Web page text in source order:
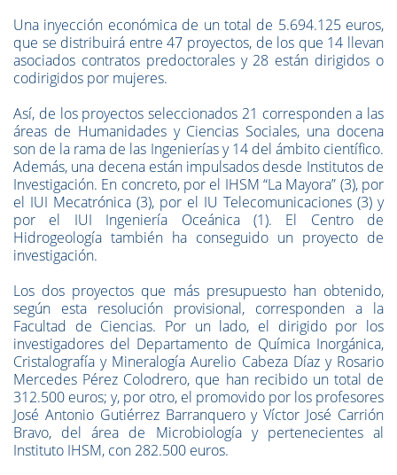
Una inyección económica de un total de 5.694.125 euros,
que se distribuirá entre 47 proyectos, de los que 14 llevan
asociados contratos predoctorales y 28 están dirigidos o
codirigidos por mujeres.
Así, de los proyectos seleccionados 21 corresponden a las
áreas de Humanidades y Ciencias Sociales, una docena
son de la rama de las Ingenierías y 14 del ámbito científico.
Además, una decena están impulsados desde Institutos de
Investigación. En concreto, por el IHSM “La Mayora” (3), por
el IUI Mecatrónica (3), por el IU Telecomunicaciones (3) y
por el IUI Ingeniería Oceánica (1). El Centro de
Hidrogeología también ha conseguido un proyecto de
investigación.
Los dos proyectos que más presupuesto han obtenido,
según esta resolución provisional, corresponden a la
Facultad de Ciencias. Por un lado, el dirigido por los
investigadores del Departamento de Química Inorgánica,
Cristalografía y Mineralogía Aurelio Cabeza Díaz y Rosario
Mercedes Pérez Colodrero, que han recibido un total de
312.500 euros; y, por otro, el promovido por los profesores
José Antonio Gutiérrez Barranquero y Víctor José Carrión
Bravo, del área de Microbiología y pertenecientes al
Instituto IHSM, con 282.500 euros.